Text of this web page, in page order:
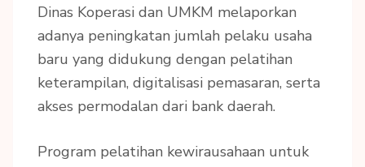
Dinas Koperasi dan UMKM melaporkan
adanya peningkatan jumlah pelaku usaha
baru yang didukung dengan pelatihan
keterampilan, digitalisasi pemasaran, serta
akses permodalan dari bank daerah.
Program pelatihan kewirausahaan untuk